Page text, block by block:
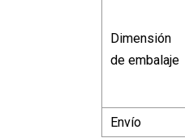
Dimensión
de embalaje
Envío